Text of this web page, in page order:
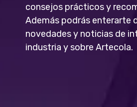
consejos prácticos y
Además podrás enterarte
novedades y noticias de
industria y sobre Artecola.